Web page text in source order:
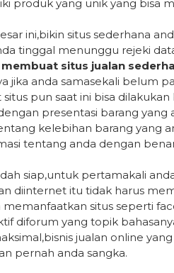
produk yang unik yang bisa
ini,bikin situs sederhana
tinggal menunggu rejeki
situs jualan
jika anda samasekali belum
pun saat ini bisa dilakukan
presentasi barang
kelebihan barang yang
tentang anda dengan
siap,untuk pertamakali
diinternet itu tidak harus
memanfaatkan situs seperti
diforum yang topik
jualan online
pernah anda sangka.